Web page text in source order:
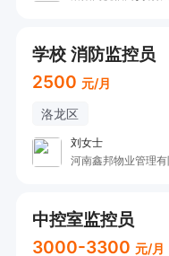
学校 消防监控员
2500 元/月
洛龙区
刘女士
河南鑫邦物业管理有
中控室监控员
3000-3300 元/月